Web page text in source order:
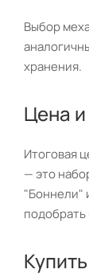
Выбор
хранения.
Цена
Итоговая
— это
"Боннели"